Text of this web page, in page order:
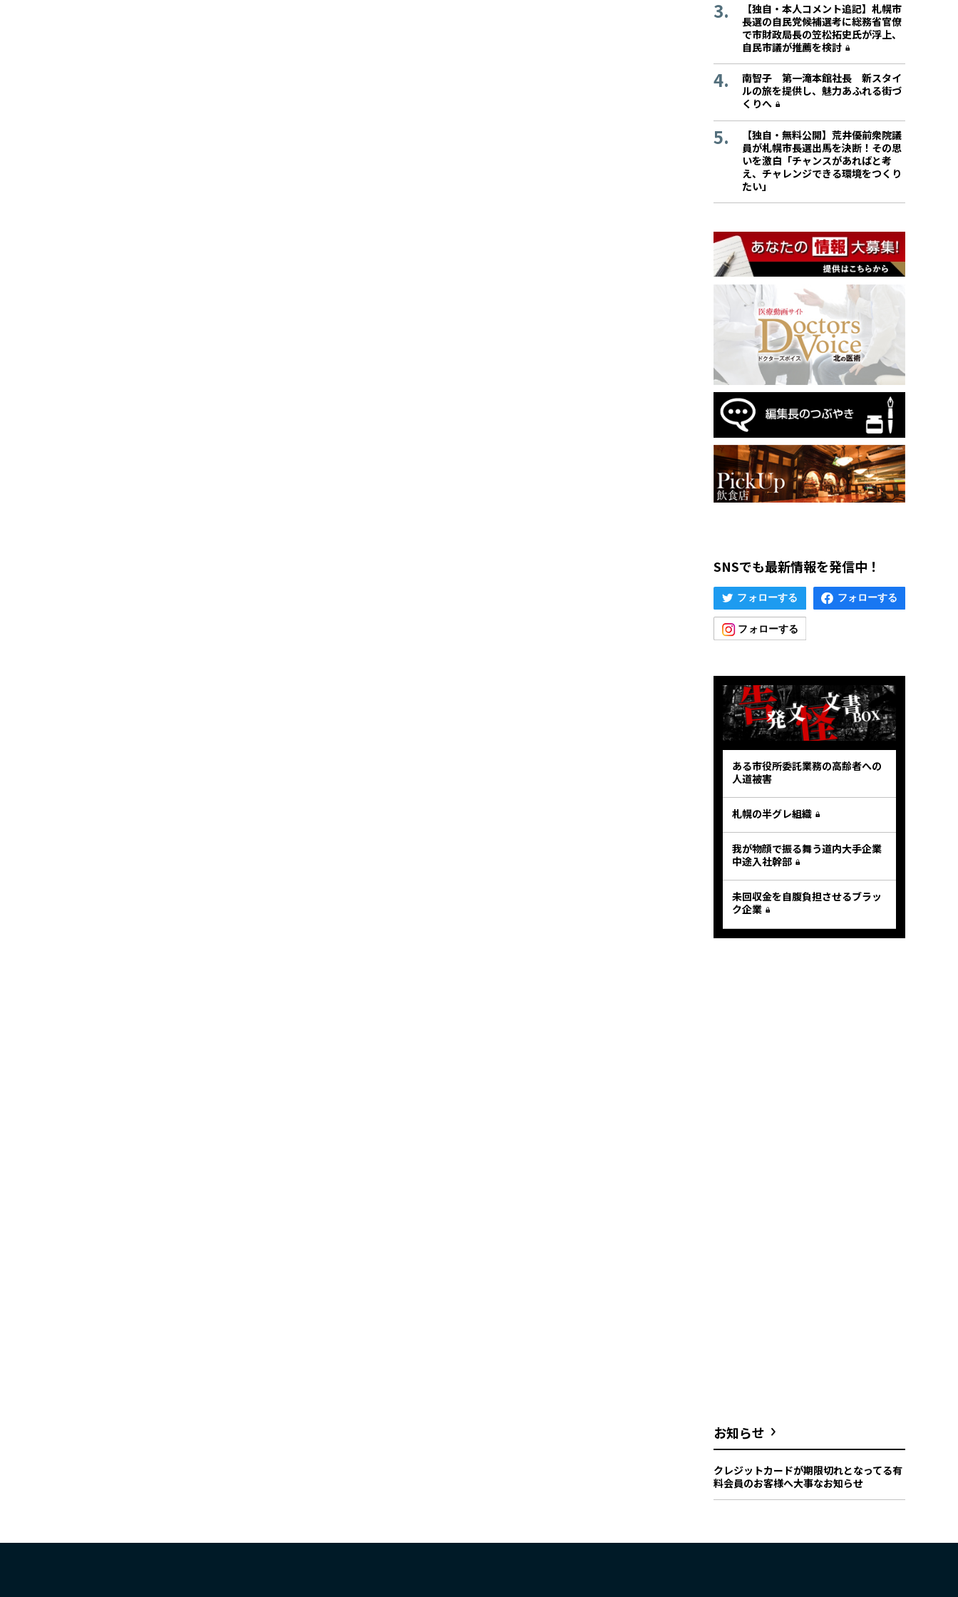
【独自・本人コメント追記】札幌市
長選の自民党候補選考に総務省官僚
で市財政局長の笠松拓史氏が浮上、
自民市議が推薦を検討
南智子 第一滝本館社長 新スタイ
ルの旅を提供し、魅力あふれる街づ
くりへ
【独自・無料公開】荒井優前衆院議
員が札幌市長選出馬を決断！その思
いを激白「チャンスがあればと考
え、チャレンジできる環境をつくり
たい」
SNSでも最新情報を発信中！
ある市役所委託業務の高齢者への
人道被害
札幌の半グレ組織
我が物顔で振る舞う道内大手企業
中途入社幹部
未回収金を自腹負担させるブラッ
ク企業
お知らせ
クレジットカードが期限切れとなってる有
料会員のお客様へ大事なお知らせ